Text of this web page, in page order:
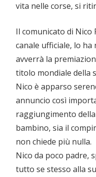
vita nelle corse, si
Il comunicato di Nico
canale ufficiale, lo
avverrà la
titolo mondiale della
Nico è apparso
annuncio così
raggiungimento
bambino, sia il
non chiede più nulla.
Nico da poco padre,
tutto se stesso alla